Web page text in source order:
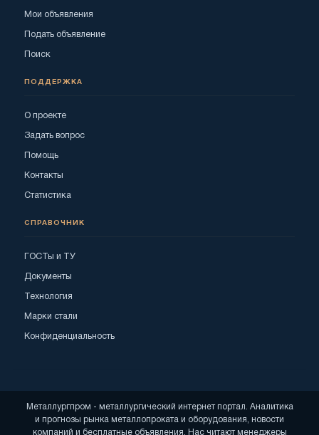
Мои объявления
Подать объявление
Поиск
ПОДДЕРЖКА
О проекте
Задать вопрос
Помощь
Контакты
Статистика
СПРАВОЧНИК
ГОСТы и ТУ
Документы
Технология
Марки стали
Конфиденциальность
Металлургпром - металлургический интернет портал. Аналитика
и прогнозы рынка металлопроката и оборудования, новости
компаний и бесплатные объявления. Нас читают менеджеры